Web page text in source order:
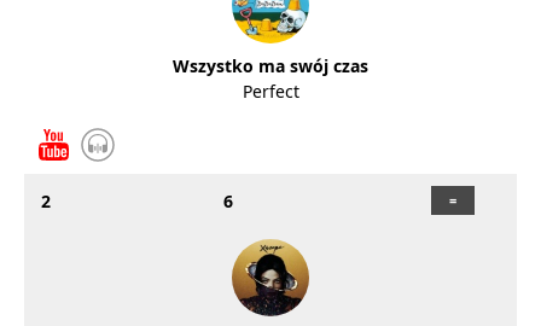
Wszystko ma swój czas
Perfect
2 6